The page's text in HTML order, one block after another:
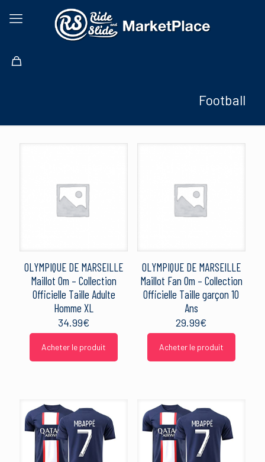
Football
OLYMPIQUE DE MARSEILLE
Maillot Om – Collection
Officielle Taille Adulte
Homme XL
34.99€
Acheter le produit
OLYMPIQUE DE MARSEILLE
Maillot Fan Om – Collection
Officielle Taille garçon 10
Ans
29.99€
Acheter le produit